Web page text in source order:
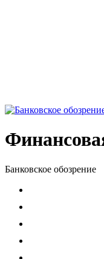
Банковское обозрение